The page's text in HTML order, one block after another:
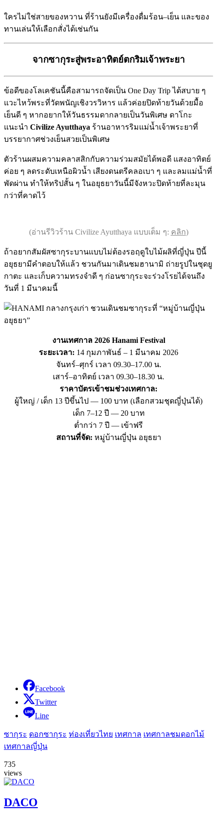
ใครไม่ใช่สายของหวาน ที่ร้านยังมีเครื่องดื่มร้อน–เย็น และของ
ทานเล่นให้เลือกสั่งได้เช่นกัน
จากซากุระสู่พระอาทิตย์ตกริมเจ้าพระยา
ข้อดีของโลเคชันนี้คือสามารถจัดเป็น One Day Trip ได้สบาย ๆ
แวะไหว้พระที่วัดพนัญเชิงวรวิหาร แล้วค่อยปิดท้ายวันด้วยมื้อ
เย็นดี ๆ หากอยากให้วันธรรมดากลายเป็นวันพิเศษ ดาโกะ
แนะนำ Civilize Ayutthaya ร้านอาหารริมแม่น้ำเจ้าพระยาที่
บรรยากาศช่วงเย็นสวยเป็นพิเศษ
ตัวร้านผสมความคลาสสิกกับความร่วมสมัยได้พอดี แสงอาทิตย์
ค่อย ๆ ลดระดับเหนือผิวน้ำ เสียงดนตรีคลอเบา ๆ และลมแม่น้ำที่
พัดผ่าน ทำให้ทริปสั้น ๆ ในอยุธยาวันนี้มีจังหวะปิดท้ายที่ละมุน
กว่าที่คาดไว้
(อ่านรีวิวร้าน Civilize Ayutthaya แบบเต็ม ๆ: คลิก)
ถ้าอยากสัมผัสซากุระบานแบบไม่ต้องรอฤดูใบไม้ผลิที่ญี่ปุ่น ปีนี้
อยุธยามีคำตอบให้แล้ว ชวนกันมาเดินชมฮานามิ ถ่ายรูปในชุดยู
กาตะ และเก็บความทรงจำดี ๆ ก่อนซากุระจะร่วงโรยได้จนถึง
วันที่ 1 มีนาคมนี้
งานเทศกาล 2026 Hanami Festival
ระยะเวลา: 14 กุมภาพันธ์ – 1 มีนาคม 2026
จันทร์–ศุกร์ เวลา 09.30–17.00 น.
เสาร์–อาทิตย์ เวลา 09.30–18.30 น.
ราคาบัตรเข้าชมช่วงเทศกาล:
ผู้ใหญ่ / เด็ก 13 ปีขึ้นไป — 100 บาท (เลือกสวมชุดญี่ปุ่นได้)
เด็ก 7–12 ปี — 20 บาท
ต่ำกว่า 7 ปี — เข้าฟรี
สถานที่จัด: หมู่บ้านญี่ปุ่น อยุธยา
Facebook
Twitter
Line
ซากุระ ดอกซากุระ ท่องเที่ยวไทย เทศกาล เทศกาลชมดอกไม้
เทศกาลญี่ปุ่น
735
views
DACO